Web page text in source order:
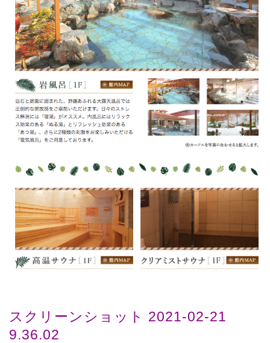
スクリーンショット 2021-02-21
9.36.02